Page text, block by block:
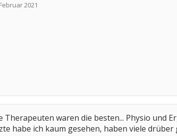
2021
Therapeuten waren die besten... Physio und
habe ich kaum gesehen, haben viele